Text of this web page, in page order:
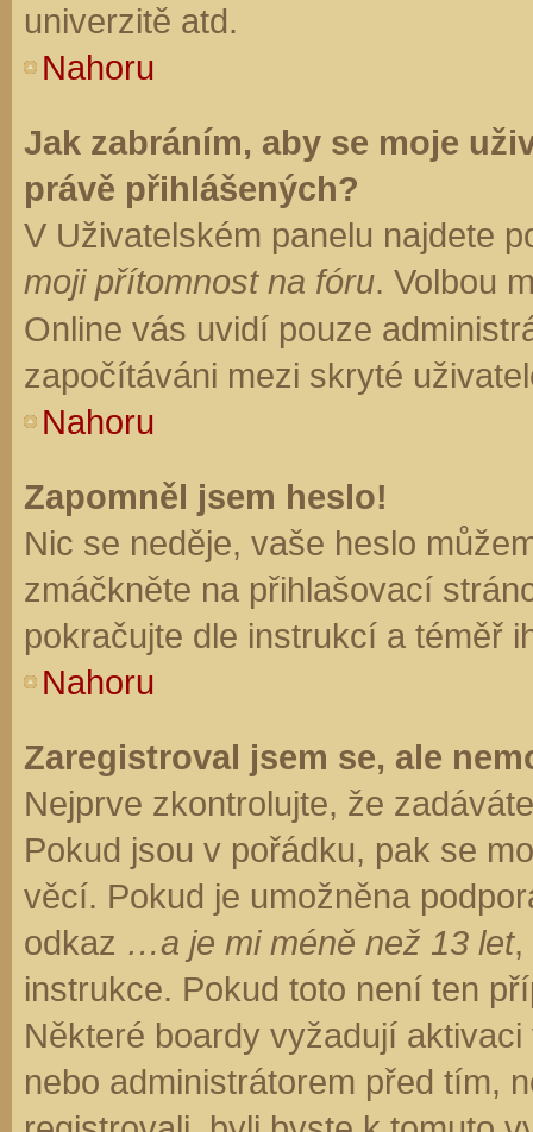
univerzitě atd.
Nahoru
Jak zabráním, aby se moje
právě přihlášených?
V Uživatelském panelu najdete
moji přítomnost na fóru. Volbou
Online vás uvidí pouze
započítáváni mezi skryté
Nahoru
Zapomněl jsem heslo!
Nic se neděje, vaše heslo
zmáčkněte na přihlašovací
pokračujte dle instrukcí a téměř
Nahoru
Zaregistroval jsem se, ale
Nejprve zkontrolujte, že
Pokud jsou v pořádku, pak se
věcí. Pokud je umožněna
odkaz …a je mi méně než 13 let,
instrukce. Pokud toto není ten
Některé boardy vyžadují
nebo administrátorem před tím,